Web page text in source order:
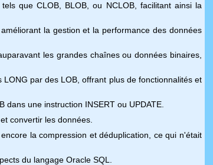
que CLOB, BLOB, ou NCLOB, facilitant ainsi la
la gestion et la performance des données
les grandes chaînes ou données binaires,
par des LOB, offrant plus de fonctionnalités et
une instruction INSERT ou UPDATE.
convertir les données.
la compression et déduplication, ce qui n'était
du langage Oracle SQL.